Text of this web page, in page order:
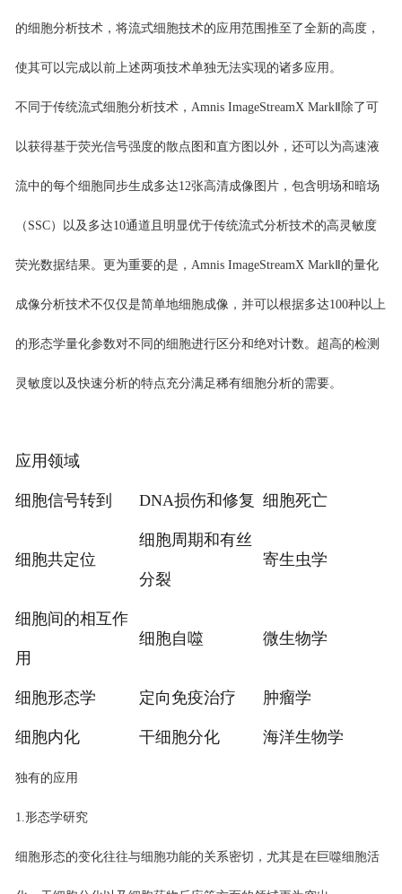
的细胞分析技术，将流式细胞技术的应用范围推至了全新的高度，
使其可以完成以前上述两项技术单独无法实现的诸多应用。
不同于传统流式细胞分析技术，Amnis ImageStreamX MarkⅡ除了可
以获得基于荧光信号强度的散点图和直方图以外，还可以为高速液
流中的每个细胞同步生成多达12张高清成像图片，包含明场和暗场
（SSC）以及多达10通道且明显优于传统流式分析技术的高灵敏度
荧光数据结果。更为重要的是，Amnis ImageStreamX MarkⅡ的量化
成像分析技术不仅仅是简单地细胞成像，并可以根据多达100种以上
的形态学量化参数对不同的细胞进行区分和绝对计数。超高的检测
灵敏度以及快速分析的特点充分满足稀有细胞分析的需要。
应用领域
细胞信号转到 DNA损伤和修复 细胞死亡
细胞共定位
细胞周期和有丝
分裂
寄生虫学
细胞间的相互作
用
细胞自噬 微生物学
细胞形态学 定向免疫治疗 肿瘤学
细胞内化 干细胞分化 海洋生物学
独有的应用
1.形态学研究
细胞形态的变化往往与细胞功能的关系密切，尤其是在巨噬细胞活